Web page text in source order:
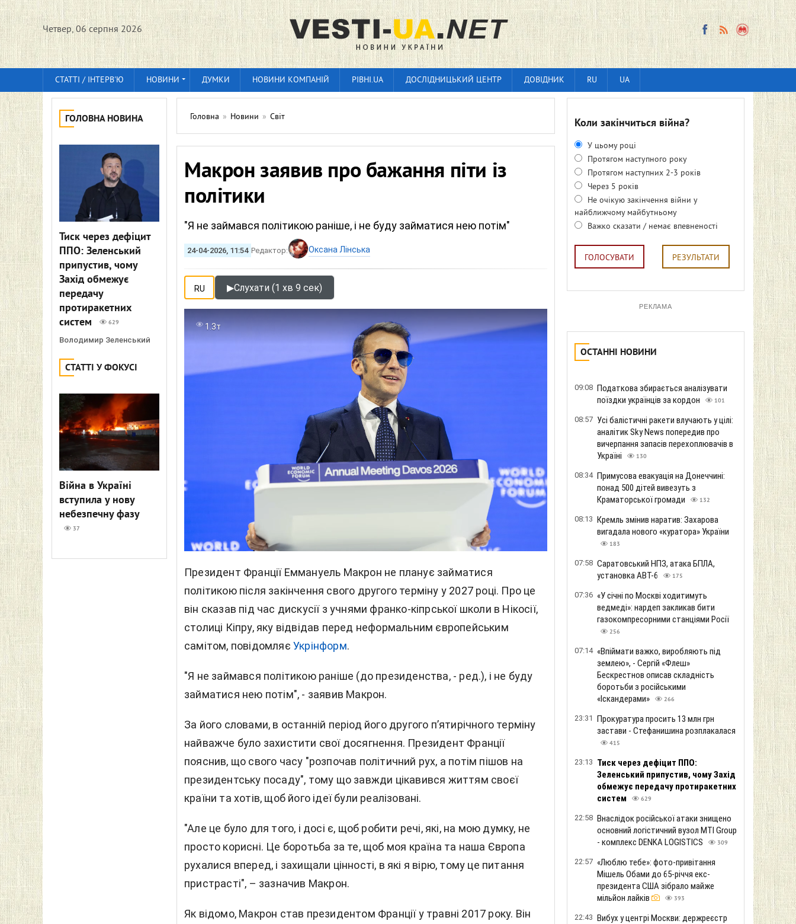
Четвер, 06 серпня 2026
СТАТТІ / ІНТЕРВ'Ю НОВИНИ ДУМКИ НОВИНИ КОМПАНІЙ РІВНІ.UA ДОСЛІДНИЦЬКИЙ ЦЕНТР ДОВІДНИК RU UA
ГОЛОВНА НОВИНА
Тиск через дефіцит
ППО: Зеленський
припустив, чому
Захід обмежує
передачу
протиракетних
систем
629
Володимир Зеленський
СТАТТІ У ФОКУСІ
Війна в Україні
вступила у нову
небезпечну фазу
37
Головна » Новини » Світ
Макрон заявив про бажання піти із
політики
"Я не займався політикою раніше, і не буду займатися нею потім"
24-04-2026, 11:54 Редактор: Оксана Лінська
RU ▶Слухати (1 хв 9 сек)
1.3т
Президент Франції Еммануель Макрон не планує займатися
політикою після закінчення свого другого терміну у 2027 році. Про це
він сказав під час дискусії з учнями франко-кіпрської школи в Нікосії,
столиці Кіпру, яку відвідав перед неформальним європейським
самітом, повідомляє Укрінформ.
"Я не займався політикою раніше (до президенства, - ред.), і не буду
займатися нею потім", - заявив Макрон.
За його словами, в останній період його другого п’ятирічного терміну
найважче було захистити свої досягнення. Президент Франції
пояснив, що свого часу "розпочав політичний рух, а потім пішов на
президентську посаду", тому що завжди цікавився життям своєї
країни та хотів, щоб його ідеї були реалізовані.
"Але це було для того, і досі є, щоб робити речі, які, на мою думку, не
просто корисні. Це боротьба за те, щоб моя країна та наша Європа
рухалися вперед, і захищали цінності, в які я вірю, тому це питання
пристрасті", – зазначив Макрон.
Як відомо, Макрон став президентом Франції у травні 2017 року. Він
Коли закінчиться війна?
У цьому році
Протягом наступного року
Протягом наступних 2-3 років
Через 5 років
Не очікую закінчення війни у
найближчому майбутньому
Важко сказати / немає впевненості
ГОЛОСУВАТИ РЕЗУЛЬТАТИ
РЕКЛАМА
ОСТАННІ НОВИНИ
09:08 Податкова збирається аналізувати
поїздки українців за кордон
101
08:57 Усі балістичні ракети влучають у цілі:
аналітик Sky News попередив про
вичерпання запасів перехоплювачів в
Україні
130
08:34 Примусова евакуація на Донеччині:
понад 500 дітей вивезуть з
Краматорської громади
132
08:13 Кремль змінив наратив: Захарова
вигадала нового «куратора» України
183
07:58 Саратовський НПЗ, атака БПЛА,
установка АВТ-6
175
07:36 «У січні по Москві ходитимуть
ведмеді»: нардеп закликав бити
газокомпресорними станціями Росії
256
07:14 «Впіймати важко, виробляють під
землею», - Сергій «Флеш»
Бескрестнов описав складність
боротьби з російськими
«Іскандерами»
266
23:31 Прокуратура просить 13 млн грн
застави - Стефанишина розплакалася
415
23:13 Тиск через дефіцит ППО:
Зеленський припустив, чому Захід
обмежує передачу протиракетних
систем
629
22:58 Внаслідок російської атаки знищено
основний логістичний вузол MTI Group
- комплекс DENKA LOGISTICS
309
22:57 «Люблю тебе»: фото-привітання
Мішель Обами до 65-річчя екс-
президента США зібрало майже
мільйон лайків
393
22:43 Вибух у центрі Москви: держреєстр